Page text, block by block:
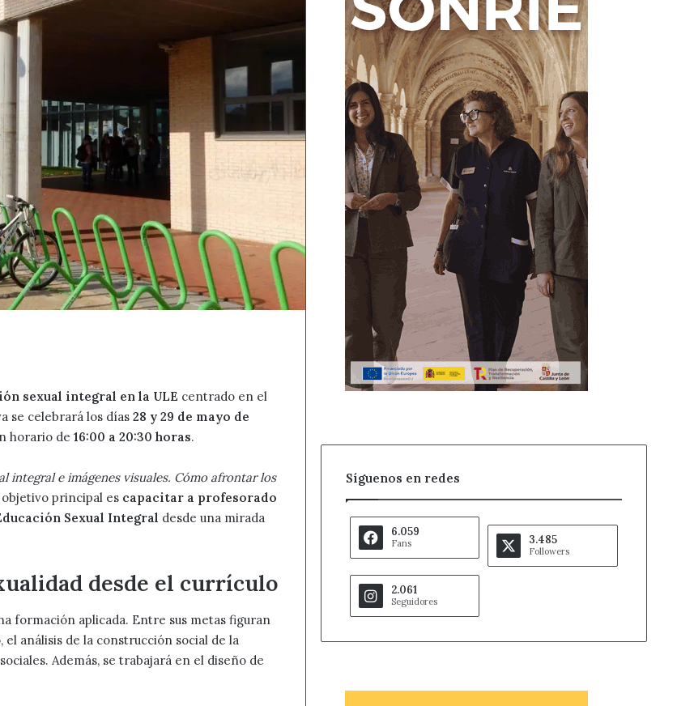
sexual integral en la ULE centrado en el
se celebrará los días 28 y 29 de mayo de
horario de 16:00 a 20:30 horas.
integral e imágenes visuales. Cómo afrontar los
objetivo principal es capacitar a profesorado
Sexual Integral desde una mirada
desde el currículo
formación aplicada. Entre sus metas figuran
análisis de la construcción social de la
Además, se trabajará en el diseño de
Síguenos en redes
6.059
Fans 3.485
Followers
2.061
Seguidores